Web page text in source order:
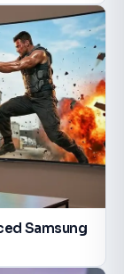
Samsung